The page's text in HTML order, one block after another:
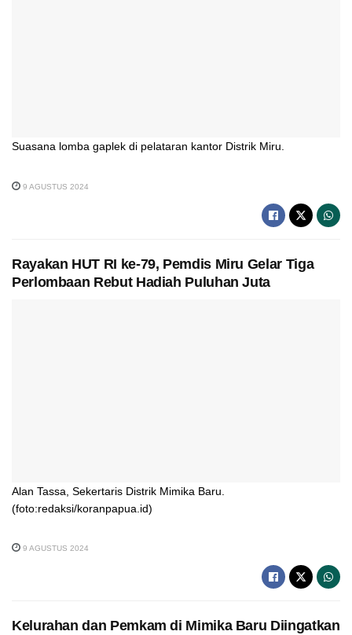
Suasana lomba gaplek di pelataran kantor Distrik Miru.
9 AGUSTUS 2024
Rayakan HUT RI ke-79, Pemdis Miru Gelar Tiga
Perlombaan Rebut Hadiah Puluhan Juta
Alan Tassa, Sekertaris Distrik Mimika Baru.
(foto:redaksi/koranpapua.id)
9 AGUSTUS 2024
Kelurahan dan Pemkam di Mimika Baru Diingatkan